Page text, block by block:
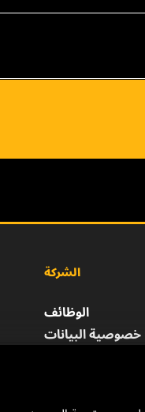
الشركة
الوظائف
خصوصية البيانات